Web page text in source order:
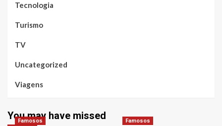
Tecnologia
Turismo
TV
Uncategorized
Viagens
You may have missed
Famosos Famosos